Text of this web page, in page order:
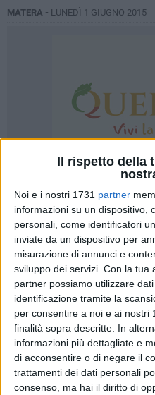
Il rispetto della
Noi e i nostri 1731 partner
informazioni su un dispositivo,
personali, come identificatori
inviate da un dispositivo per
misurazione di annunci e
sviluppo dei servizi. Con la tua
partner possiamo utilizzare
identificazione tramite la
per consentire a noi e ai
finalità sopra descritte. In
informazioni più dettagliate e
di acconsentire o di negare il
trattamenti dei dati personali
consenso, ma hai il diritto di
MATERA - LUNEDÌ 1 GIUGNO 2015
Il cadavere di un cittadino
minuti fa nella struttura
diventare una biblioteca nel
Nord, luogo abusivamente
Secondo le prime
ritrovato al secondo piano
raccolte sul luogo